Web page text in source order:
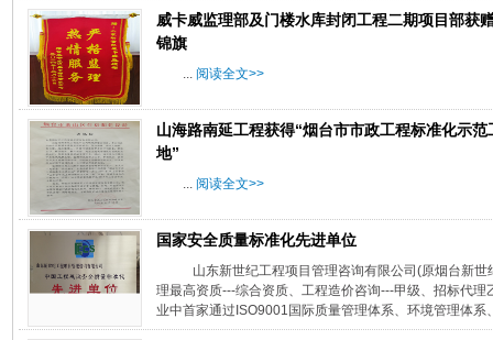
威卡威监理部及门楼水库封闭工程二期项目部获
锦旗
... 阅读全文>>
山海路南延工程获得“烟台市市政工程标准化示范
地”
... 阅读全文>>
国家安全质量标准化先进单位
山东新世纪工程项目管理咨询有限公司(原烟台新
理最高资质---综合资质、工程造价咨询---甲级、招标代
业中首家通过ISO9001国际质量管理体系、环境管理体系